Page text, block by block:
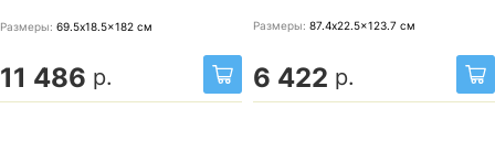
Размеры: 69.5x18.5x182 см
11 486 р.
Размеры: 87.4x22.5x123.7 см
6 422 р.